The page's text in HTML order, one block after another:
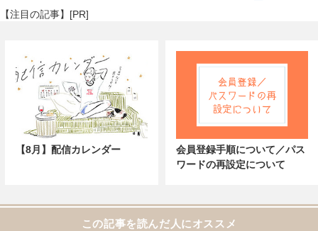
【注目の記事】[PR]
【8月】配信カレンダー
会員登録手順について／パス
ワードの再設定について
この記事を読んだ人にオススメ